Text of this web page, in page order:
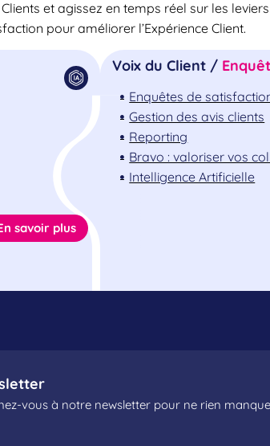
et agissez en temps réel sur les
pour améliorer l’Expérience Client.
savoir plus
Voix du Client /
Enquêtes de
Gestion des avis clients
Reporting
Bravo : valoriser vos
Intelligence Artificielle
vous à notre newsletter pour ne rien